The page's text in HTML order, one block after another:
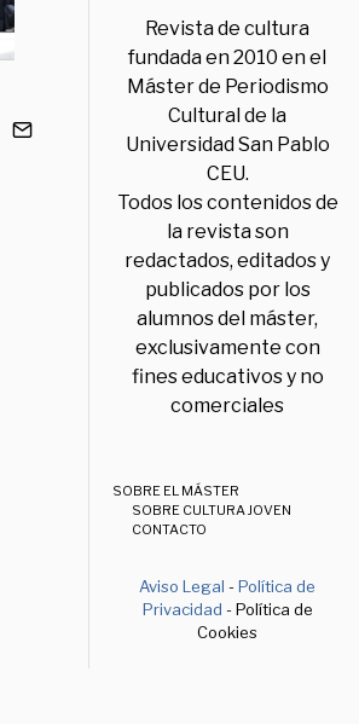
Revista de cultura
fundada en 2010 en el
Máster de Periodismo
Cultural de la
Universidad San Pablo
CEU.
Todos los contenidos de
la revista son
redactados, editados y
publicados por los
alumnos del máster,
exclusivamente con
fines educativos y no
comerciales
SOBRE EL MÁSTER
SOBRE CULTURA JOVEN
CONTACTO
Aviso Legal -Política de
Privacidad - Política de
Cookies